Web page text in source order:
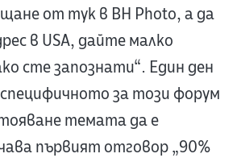
от тук в BH Photo, а да
в USA, дайте малко
сте запознати“. Един ден
за този форум
темата да е
първият отговор „90%